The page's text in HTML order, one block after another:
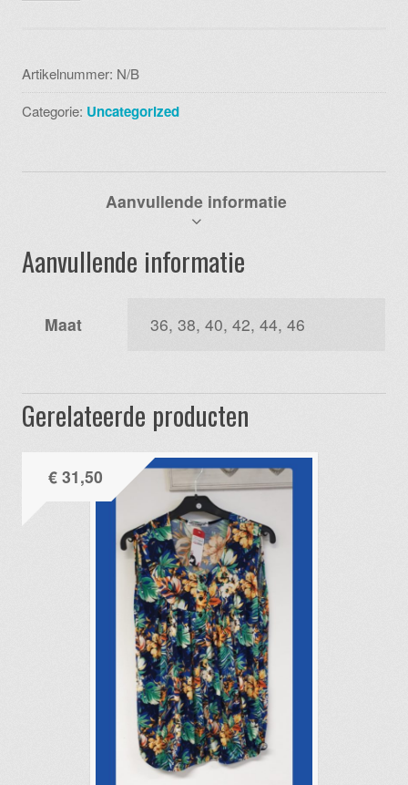
mauve
coll
truitje
Artikelnummer: N/B
Categorie: Uncategorized
Aanvullende informatie
Aanvullende informatie
Maat 36, 38, 40, 42, 44, 46
Gerelateerde producten
€31,50